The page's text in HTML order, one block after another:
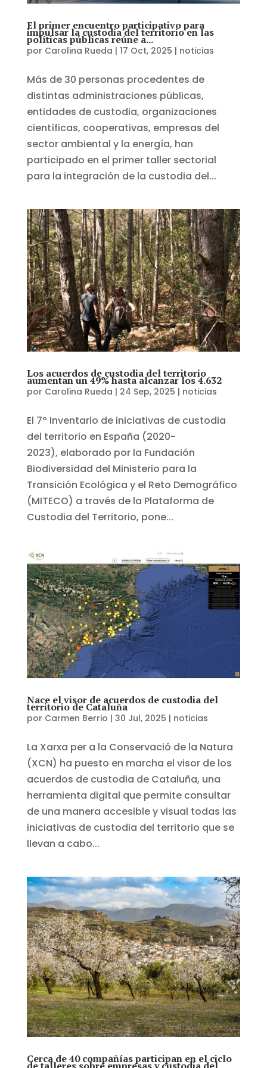
El primer encuentro participativo para
impulsar la custodia del territorio en las
políticas públicas reúne a...
por Carolina Rueda | 17 Oct, 2025 | noticias
Más de 30 personas procedentes de
distintas administraciones públicas,
entidades de custodia, organizaciones
científicas, cooperativas, empresas del
sector ambiental y la energía, han
participado en el primer taller sectorial
para la integración de la custodia del...
Los acuerdos de custodia del territorio
aumentan un 49% hasta alcanzar los 4.632
por Carolina Rueda | 24 Sep, 2025 | noticias
El 7º Inventario de iniciativas de custodia
del territorio en España (2020-
2023), elaborado por la Fundación
Biodiversidad del Ministerio para la
Transición Ecológica y el Reto Demográfico
(MITECO) a través de la Plataforma de
Custodia del Territorio, pone...
Nace el visor de acuerdos de custodia del
territorio de Cataluña
por Carmen Berrio | 30 Jul, 2025 | noticias
La Xarxa per a la Conservació de la Natura
(XCN) ha puesto en marcha el visor de los
acuerdos de custodia de Cataluña, una
herramienta digital que permite consultar
de una manera accesible y visual todas las
iniciativas de custodia del territorio que se
llevan a cabo...
Cerca de 40 compañías participan en el ciclo